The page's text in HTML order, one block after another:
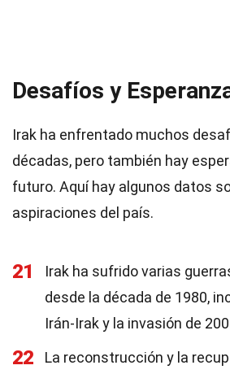
Desafíos y
Irak ha enfrentado muchos
décadas, pero también hay
futuro. Aquí hay algunos datos
aspiraciones del país.
21
Irak ha sufrido varias
desde la década de 1980,
Irán-Irak y la invasión de
22
La reconstrucción y la